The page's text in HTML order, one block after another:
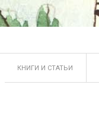
КНИГИ И СТАТЬИ